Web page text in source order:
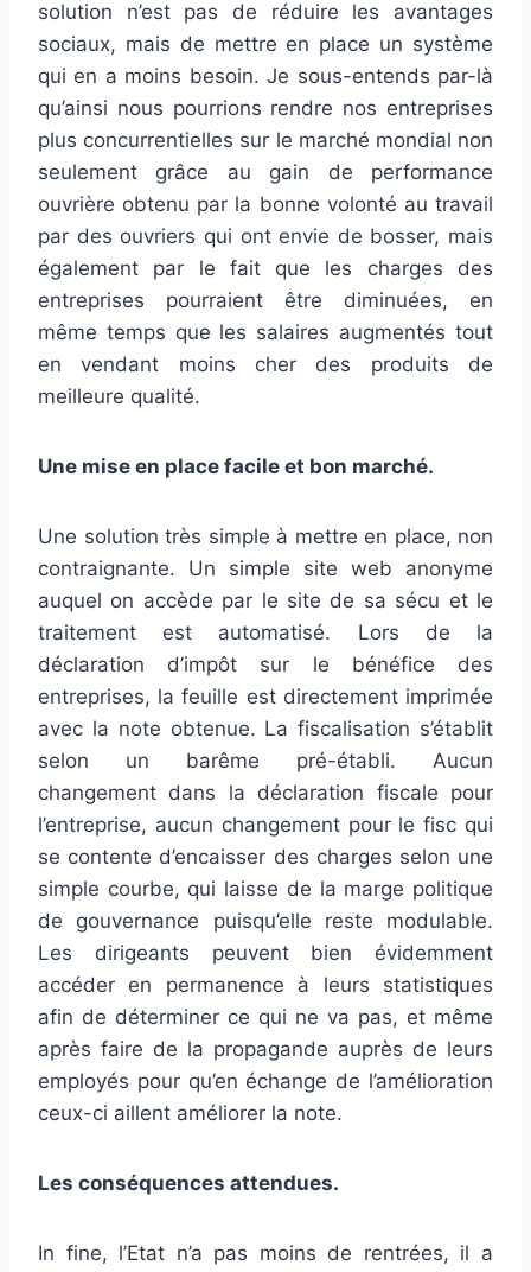
solution n’est pas de réduire les avantages
sociaux, mais de mettre en place un système
qui en a moins besoin. Je sous-entends par-là
qu’ainsi nous pourrions rendre nos entreprises
plus concurrentielles sur le marché mondial non
seulement grâce au gain de performance
ouvrière obtenu par la bonne volonté au travail
par des ouvriers qui ont envie de bosser, mais
également par le fait que les charges des
entreprises pourraient être diminuées, en
même temps que les salaires augmentés tout
en vendant moins cher des produits de
meilleure qualité.
Une mise en place facile et bon marché.
Une solution très simple à mettre en place, non
contraignante. Un simple site web anonyme
auquel on accède par le site de sa sécu et le
traitement est automatisé. Lors de la
déclaration d’impôt sur le bénéfice des
entreprises, la feuille est directement imprimée
avec la note obtenue. La fiscalisation s’établit
selon un barême pré-établi. Aucun
changement dans la déclaration fiscale pour
l’entreprise, aucun changement pour le fisc qui
se contente d’encaisser des charges selon une
simple courbe, qui laisse de la marge politique
de gouvernance puisqu’elle reste modulable.
Les dirigeants peuvent bien évidemment
accéder en permanence à leurs statistiques
afin de déterminer ce qui ne va pas, et même
après faire de la propagande auprès de leurs
employés pour qu’en échange de l’amélioration
ceux-ci aillent améliorer la note.
Les conséquences attendues.
In fine, l’Etat n’a pas moins de rentrées, il a